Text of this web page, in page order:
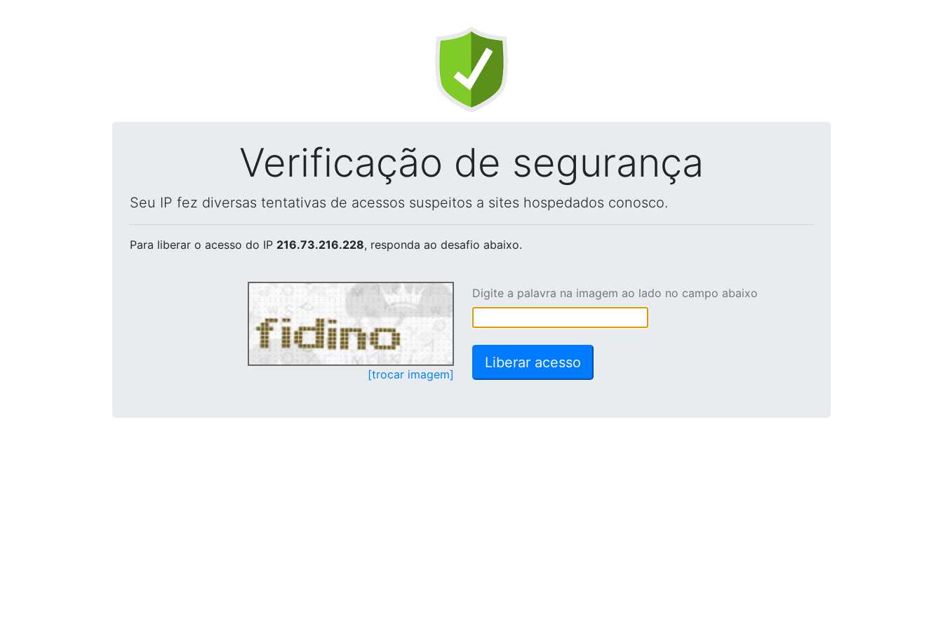
Verificação de segurança
Seu IP fez diversas tentativas de acessos suspeitos a sites hospedados conosco.
Para liberar o acesso do IP 216.73.216.228, responda ao desafio abaixo.
[trocar imagem]
Digite a palavra na imagem ao lado no campo abaixo